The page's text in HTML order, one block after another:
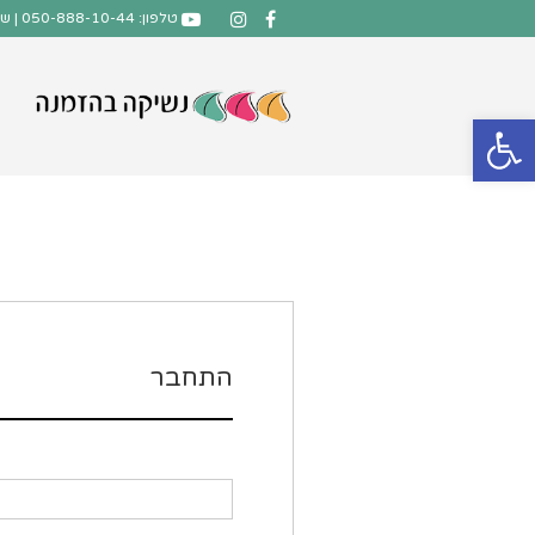
טלפון: 050-888-10-44 | שליח עד הבית חינם בהזמנה מעל 300 ש"ח!
התחבר
פתח סרגל נגישות